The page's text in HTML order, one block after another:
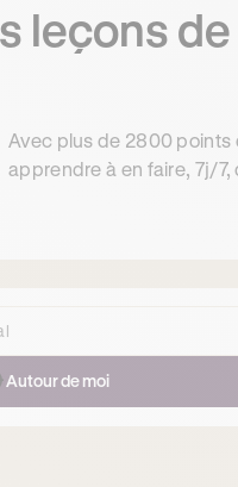
leçons
Avec plus de 2800 points
apprendre à en faire, 7j/7,
Autour de moi